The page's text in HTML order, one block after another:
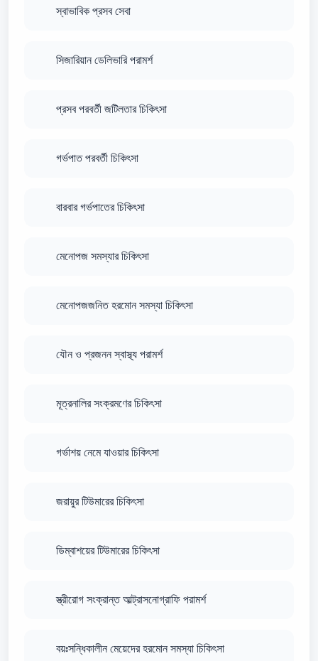
স্বাভাবিক প্রসব সেবা
সিজারিয়ান ডেলিভারি পরামর্শ
প্রসব পরবর্তী জটিলতার চিকিৎসা
গর্ভপাত পরবর্তী চিকিৎসা
বারবার গর্ভপাতের চিকিৎসা
মেনোপজ সমস্যার চিকিৎসা
মেনোপজজনিত হরমোন সমস্যা চিকিৎসা
যৌন ও প্রজনন স্বাস্থ্য পরামর্শ
মূত্রনালির সংক্রমণের চিকিৎসা
গর্ভাশয় নেমে যাওয়ার চিকিৎসা
জরায়ুর টিউমারের চিকিৎসা
ডিম্বাশয়ের টিউমারের চিকিৎসা
স্ত্রীরোগ সংক্রান্ত আল্ট্রাসনোগ্রাফি পরামর্শ
বয়ঃসন্ধিকালীন মেয়েদের হরমোন সমস্যা চিকিৎসা